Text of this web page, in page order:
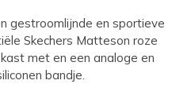
gestroomlijnde en sportieve
Skechers Matteson roze
met en een analoge en
bandje.